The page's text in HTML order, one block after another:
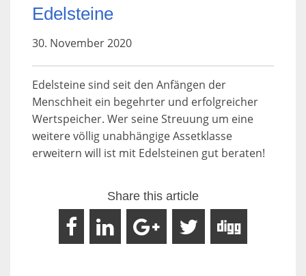
Edelsteine
30. November 2020
Edelsteine sind seit den Anfängen der
Menschheit ein begehrter und erfolgreicher
Wertspeicher. Wer seine Streuung um eine
weitere völlig unabhängige Assetklasse
erweitern will ist mit Edelsteinen gut beraten!
Share this article